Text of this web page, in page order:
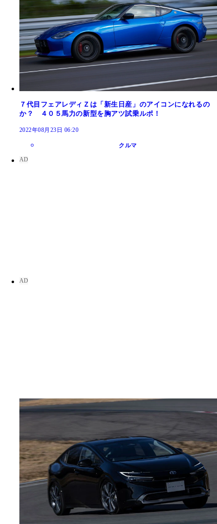
７代目フェアレディＺは「新生日産」のアイコンになれるの
か？ ４０５馬力の新型を胸アツ試乗ルポ！
2022年08月23日 06:20
クルマ